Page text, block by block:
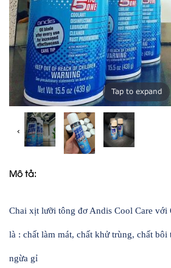
Tap to expand
‹
Mô tả:
Chai xịt lưỡi tông đơ Andis Cool Care với
là : chất làm mát, chất khử trùng, chất bôi
ngừa gỉ